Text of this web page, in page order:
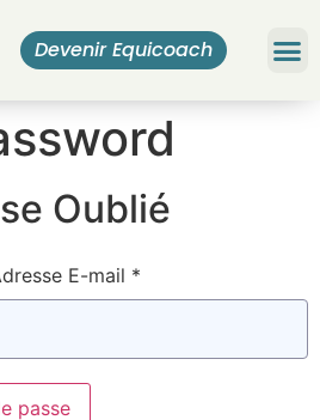
Devenir Equicoach
Oublié
E-mail *